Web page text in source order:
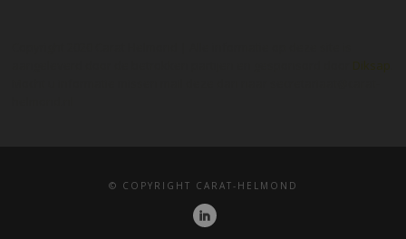
© COPYRIGHT CARAT-HELMOND